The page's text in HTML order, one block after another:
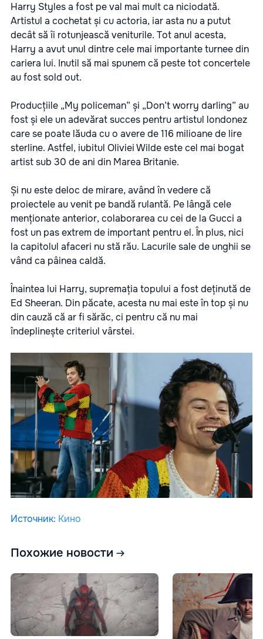
Harry Styles a fost pe val mai mult ca niciodată.
Artistul a cochetat și cu actoria, iar asta nu a putut
decât să îi rotunjească veniturile. Tot anul acesta,
Harry a avut unul dintre cele mai importante turnee din
cariera lui. Inutil să mai spunem că peste tot concertele
au fost sold out.
Producțiile „My policeman” și „Don’t worry darling” au
fost și ele un adevărat succes pentru artistul londonez
care se poate lăuda cu o avere de 116 milioane de lire
sterline. Astfel, iubitul Oliviei Wilde este cel mai bogat
artist sub 30 de ani din Marea Britanie.
Și nu este deloc de mirare, având în vedere că
proiectele au venit pe bandă rulantă. Pe lângă cele
menționate anterior, colaborarea cu cei de la Gucci a
fost un pas extrem de important pentru el. În plus, nici
la capitolul afaceri nu stă rău. Lacurile sale de unghii se
vând ca pâinea caldă.
Înaintea lui Harry, supremația topului a fost deținută de
Ed Sheeran. Din păcate, acesta nu mai este în top și nu
din cauză că ar fi sărăc, ci pentru că nu mai
îndeplinește criteriul vârstei.
Источник: Кино
Похожие новости